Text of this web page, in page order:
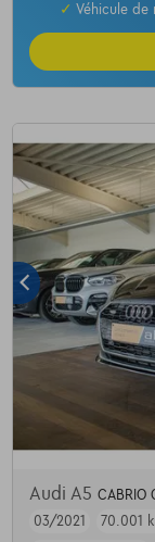
✓ Véhicule de
Audi A5 CABRIO
03/2021
70.001